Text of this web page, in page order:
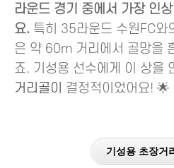
라운드 경기 중에서 가장 인
요. 특히 35라운드 수원FC와
은 약 60m 거리에서 골망을
죠. 기성용 선수에게 이 상을
거리골이
결정적이었어요! 🌟
기성용 초장거